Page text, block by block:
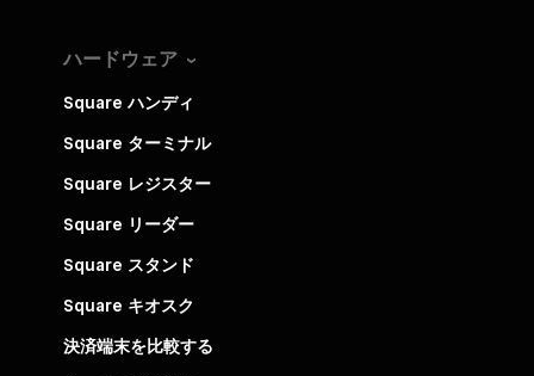
ハードウェア
Square ハンディ
Square ターミナル
Square レジスター
Square リーダー
Square スタンド
Square キオスク
決済端末を比較する